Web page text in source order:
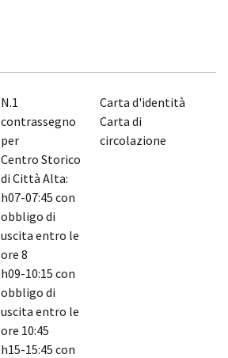
N.1
contrassegno
per
Centro Storico
di Città Alta:
h07-07:45 con
obbligo di
uscita entro le
ore 8
h09-10:15 con
obbligo di
uscita entro le
ore 10:45
h15-15:45 con
Carta d'identità
Carta di
circolazione